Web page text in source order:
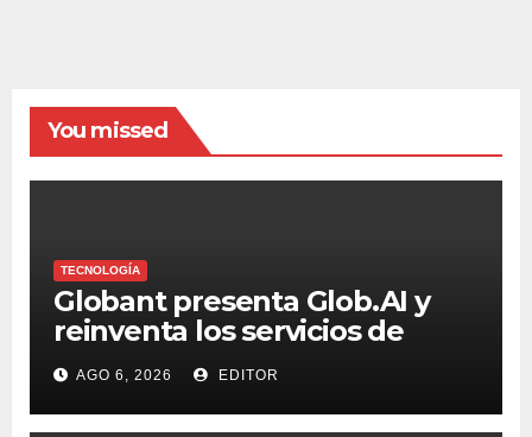
You missed
TECNOLOGÍA
Globant presenta Glob.AI y
reinventa los servicios de
tecnología para la era de la IA
AGO 6, 2026 EDITOR